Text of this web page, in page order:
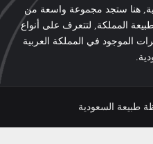
هنا ستجد مجموعة واسعة من
المملكة, لتتعرف على أنواع
الموجود في المملكة العربية
طبيعة السعودية